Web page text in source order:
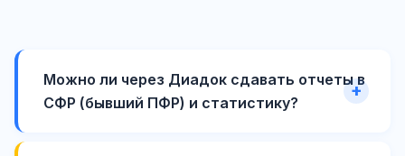
Можно ли через Диадок сдавать отчеты в
СФР (бывший ПФР) и статистику?